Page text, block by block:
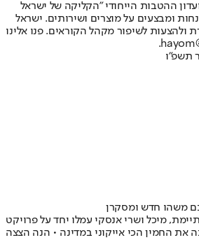
ההטבות הייחודי "הקליקה של ישראל
ומבצעים על מוצרים ושירותים. ישראל
ולהצעות לשיפור מקהל הקוראים. פנו אלינו
תשפ"ו
משהו חדש ומסקרן
מיכל ושרי אנסקי עמלו יחד על פרויקט
את החמין הכי אייקוני במדינה • הנה הצצה